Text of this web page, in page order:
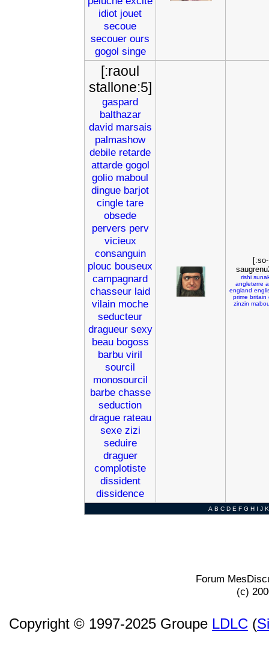
idiot jouet
secoue
secouer ours
gogol singe
[:raoul
stallone:5]
gaspard
balthazar
david marsais
palmashow
debile retarde
attarde gogol
golio maboul
dingue barjot
cingle tare
obsede
pervers perv
vicieux
consanguin
plouc bouseux
campagnard
chasseur laid
vilain moche
seducteur
dragueur sexy
beau bogoss
barbu viril
sourcil
monosourcil
barbe chasse
seduction
drague rateau
sexe zizi
seduire
draguer
complotiste
dissident
dissidence
[:so-
rishi
angleterre
england
prime britain
zinzin
A B C D E F G H I J K
Forum
(c)
Copyright © 1997-2025 Groupe LDLC (